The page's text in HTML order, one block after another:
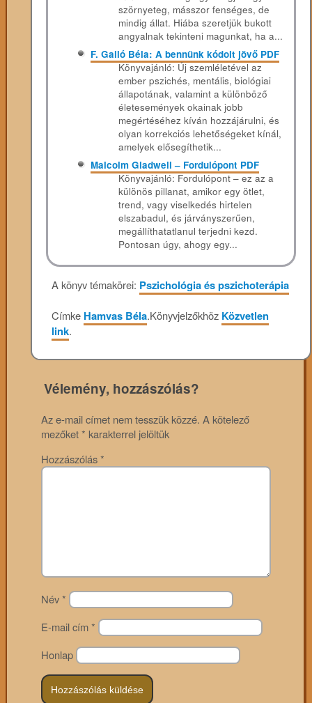
szörnyeteg, másszor fenséges, de
mindig állat. Hiába szeretjük bukott
angyalnak tekinteni magunkat, ha a...
F. Galló Béla: A bennünk kódolt jövő PDF
Könyvajánló: Új szemléletével az
ember pszichés, mentális, biológiai
állapotának, valamint a különböző
életesemények okainak jobb
megértéséhez kíván hozzájárulni, és
olyan korrekciós lehetőségeket kínál,
amelyek elősegíthetik...
Malcolm Gladwell – Fordulópont PDF
Könyvajánló: Fordulópont – ez az a
különös pillanat, amikor egy ötlet,
trend, vagy viselkedés hirtelen
elszabadul, és járványszerűen,
megállíthatatlanul terjedni kezd.
Pontosan úgy, ahogy egy...
A könyv témakörei: Pszichológia és pszichoterápia
Címke Hamvas Béla.Könyvjelzőkhöz Közvetlen
link.
Vélemény, hozzászólás?
Az e-mail címet nem tesszük közzé. A kötelező
mezőket* karakterrel jelöltük
Hozzászólás*
Név*
E-mail cím*
Honlap